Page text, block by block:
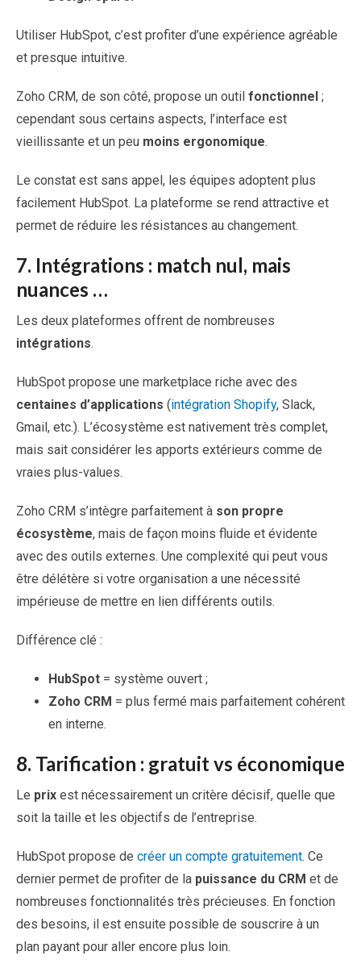
Utiliser HubSpot, c’est profiter d’une expérience agréable
et presque intuitive.
Zoho CRM, de son côté, propose un outil fonctionnel ;
cependant sous certains aspects, l’interface est
vieillissante et un peu moins ergonomique.
Le constat est sans appel, les équipes adoptent plus
facilement HubSpot. La plateforme se rend attractive et
permet de réduire les résistances au changement.
7. Intégrations : match nul, mais
nuances …
Les deux plateformes offrent de nombreuses
intégrations.
HubSpot propose une marketplace riche avec des
centaines d’applications (intégration Shopify, Slack,
Gmail, etc.). L’écosystème est nativement très complet,
mais sait considérer les apports extérieurs comme de
vraies plus-values.
Zoho CRM s’intègre parfaitement à son propre
écosystème, mais de façon moins fluide et évidente
avec des outils externes. Une complexité qui peut vous
être délétère si votre organisation a une nécessité
impérieuse de mettre en lien différents outils.
Différence clé :
HubSpot = système ouvert ;
Zoho CRM = plus fermé mais parfaitement cohérent
en interne.
8. Tarification : gratuit vs économique
Le prix est nécessairement un critère décisif, quelle que
soit la taille et les objectifs de l’entreprise.
HubSpot propose de créer un compte gratuitement. Ce
dernier permet de profiter de la puissance du CRM et de
nombreuses fonctionnalités très précieuses. En fonction
des besoins, il est ensuite possible de souscrire à un
plan payant pour aller encore plus loin.